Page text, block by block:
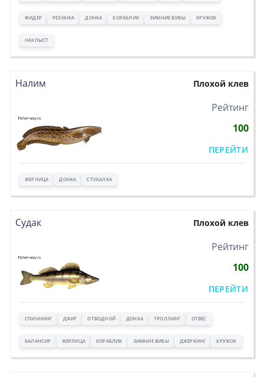
ФИДЕР РЕЗИНКА ДОНКА КОРАБЛИК ЗИМНИЕ ВИБЫ КРУЖОК
НАХЛЫСТ
Налим Плохой клев
Рейтинг
100
ПЕРЕЙТИ
ЖЕРЛИЦА ДОНКА СТУКАЛКА
Судак Плохой клев
Рейтинг
100
ПЕРЕЙТИ
СПИННИНГ ДЖИГ ОТВОДНОЙ ДОНКА ТРОЛЛИНГ ОТВЕС
БАЛАНСИР ЖЕРЛИЦА КОРАБЛИК ЗИМНИЕ ВИБЫ ДЖЕРКИНГ КРУЖОК